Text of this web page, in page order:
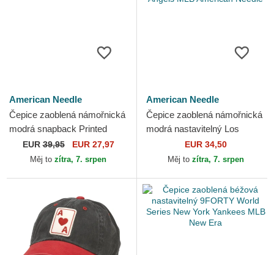
American Needle
Čepice zaoblená námořnická
modrá snapback Printed
Cord American Needle
EUR39,95 EUR 27,97
Měj to zítra, 7. srpen
American Needle
Čepice zaoblená námořnická
modrá nastavitelný Los
Angeles Angels Archive Los
Angeles Angels MLB...
EUR 34,50
Měj to zítra, 7. srpen